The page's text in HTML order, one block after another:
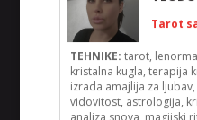
Tarot
TEHNIKE: tarot,
kristalna kugla, terapija
izrada amajlija za
vidovitost, astrologija,
analiza snova, magijski